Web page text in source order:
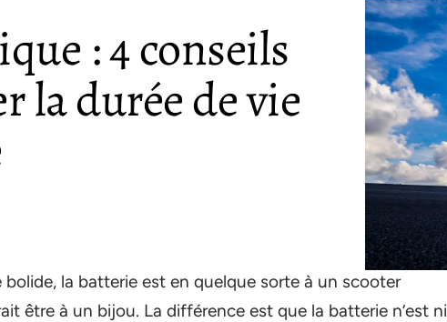
: 4 conseils
la durée de vie
la batterie est en quelque sorte à un scooter
être à un bijou. La différence est que la batterie n’est ni